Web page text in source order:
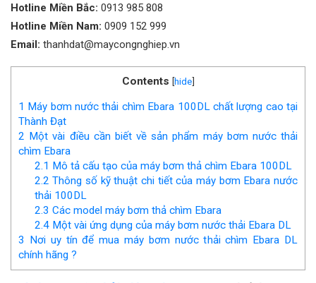
Hotline Miền Bắc: 0913 985 808
Hotline Miền Nam: 0909 152 999
Email: thanhdat@maycongnghiep.vn
Contents [hide]
1 Máy bơm nước thải chìm Ebara 100DL chất lượng cao tại
Thành Đạt
2 Một vài điều cần biết về sản phẩm máy bơm nước thải
chìm Ebara
2.1 Mô tả cấu tạo của máy bơm thả chìm Ebara 100DL
2.2 Thông số kỹ thuật chi tiết của máy bơm Ebara nước
thải 100DL
2.3 Các model máy bơm thả chìm Ebara
2.4Một vài ứng dụng của máy bơm nước thải Ebara DL
3 Nơi uy tín để mua máy bơm nước thải chìm Ebara DL
chính hãng ?